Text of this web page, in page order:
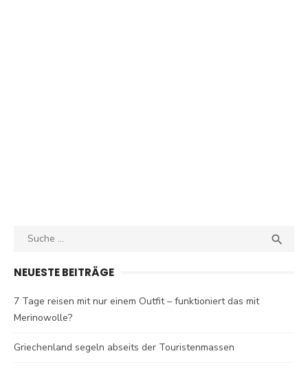
Search

NEUESTE BEITRÄGE
7 Tage reisen mit nur einem Outfit – funktioniert das mit
Merinowolle?
Griechenland segeln abseits der Touristenmassen